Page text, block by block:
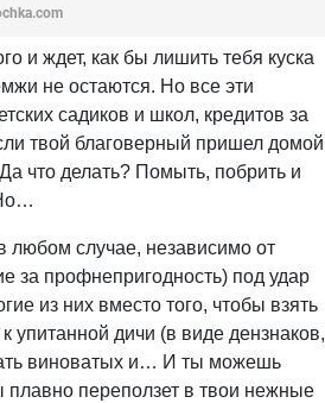
и ждет, как бы лишить тебя куска
не остаются. Но все эти
садиков и школ, кредитов за
твой благоверный пришел домой
что делать? Помыть, побрить и
любом случае, независимо от
за профнепригодность) под удар
из них вместо того, чтобы взять
упитанной дичи (в виде дензнаков,
виноватых и… И ты можешь
плавно переползет в твои нежные